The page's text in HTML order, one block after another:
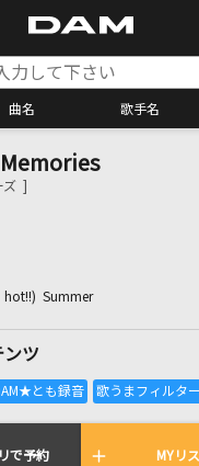
曲名 歌手名
カラオケ検索
全国りれき
イムで歌われている曲の一
]
Summer
ンツ
で予約 MYリ